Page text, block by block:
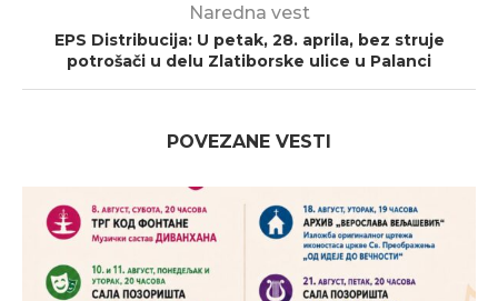
Naredna vest
EPS Distribucija: U petak, 28. aprila, bez struje
potrošači u delu Zlatiborske ulice u Palanci
POVEZANE VESTI